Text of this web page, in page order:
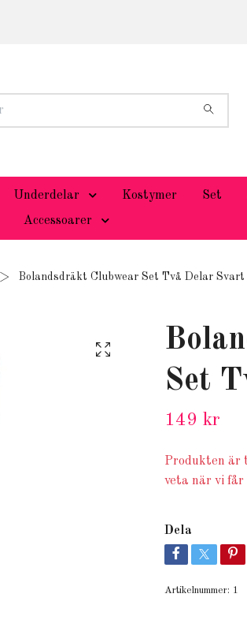
Underdelar Kostymer Set
Accessoarer
Bolandsdräkt Clubwear Set Två Delar Svart
Set
149 kr
Produkten är
veta när vi får
Dela
Artikelnummer: 1